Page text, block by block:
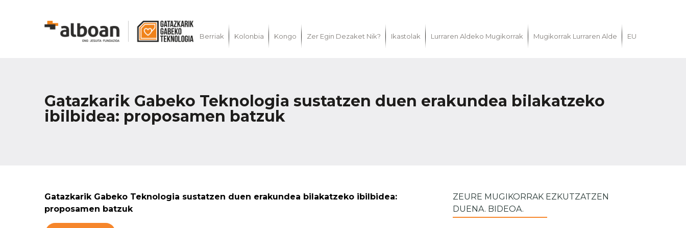
Berriak Kolonbia Kongo Zer Egin Dezaket Nik? Ikastolak Lurraren Aldeko Mugikorrak Mugikorrak Lurraren Alde EU
Gatazkarik Gabeko Teknologia sustatzen duen erakundea bilakatzeko
ibilbidea: proposamen batzuk
Gatazkarik Gabeko Teknologia sustatzen duen erakundea bilakatzeko ibilbidea:
proposamen batzuk
ZEURE MUGIKORRAK EZKUTZATZEN
DUENA. BIDEOA.